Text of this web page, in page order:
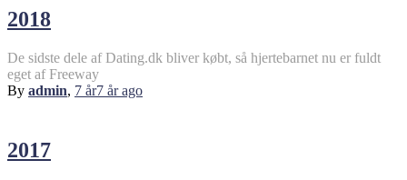
2018
De sidste dele af Dating.dk bliver købt, så hjertebarnet nu er fuldt
eget af Freeway
By admin, 7 år7 årago
2017